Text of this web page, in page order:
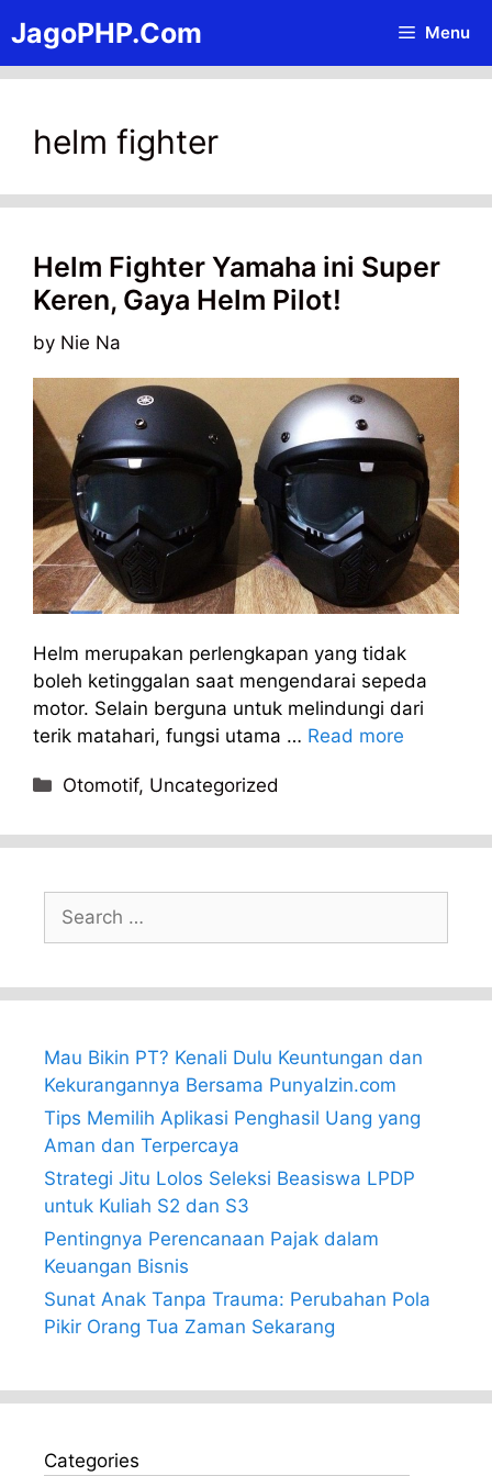
to
content
JagoPHP.Com Menu
helm fighter
Helm Fighter Yamaha ini Super
Keren, Gaya Helm Pilot!
by Nie Na
Helm merupakan perlengkapan yang tidak
boleh ketinggalan saat mengendarai sepeda
motor. Selain berguna untuk melindungi dari
terik matahari, fungsi utama … Read more
Categories
Otomotif, Uncategorized
Search
for:
Mau Bikin PT? Kenali Dulu Keuntungan dan
Kekurangannya Bersama PunyaIzin.com
Tips Memilih Aplikasi Penghasil Uang yang
Aman dan Terpercaya
Strategi Jitu Lolos Seleksi Beasiswa LPDP
untuk Kuliah S2 dan S3
Pentingnya Perencanaan Pajak dalam
Keuangan Bisnis
Sunat Anak Tanpa Trauma: Perubahan Pola
Pikir Orang Tua Zaman Sekarang
Categories